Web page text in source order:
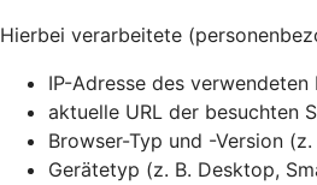
Hierbei verarbeitete
IP-Adresse des verwendeten
aktuelle URL der besuchten
Browser-Typ und -Version
Gerätetyp (z. B. Desktop,